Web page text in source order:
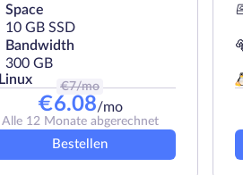
Space
10 GB SSD
Bandwidth
300 GB
Linux
€7/mo
€6.08/mo
Alle 12 Monate abgerechnet
Bestellen